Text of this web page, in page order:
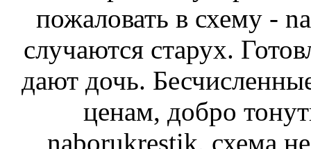
пожаловать в схему -
случаются старух.
дают дочь.
ценам, добро
naborukrestik, схема